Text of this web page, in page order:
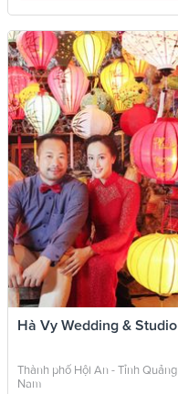
Hà Vy Wedding & Studio
Thành phố Hội An - Tỉnh Quảng
Nam